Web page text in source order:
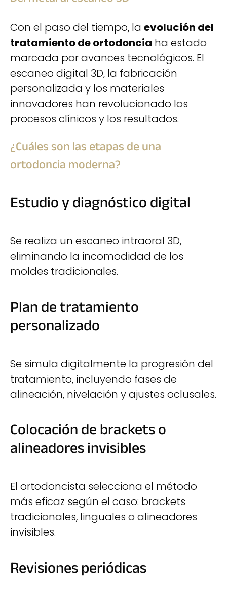
Con el paso del tiempo, la evolución del
tratamiento de ortodoncia ha estado
marcada por avances tecnológicos. El
escaneo digital 3D, la fabricación
personalizada y los materiales
innovadores han revolucionado los
procesos clínicos y los resultados.
¿Cuáles son las etapas de una
ortodoncia moderna?
Estudio y diagnóstico digital
Se realiza un escaneo intraoral 3D,
eliminando la incomodidad de los
moldes tradicionales.
Plan de tratamiento
personalizado
Se simula digitalmente la progresión del
tratamiento, incluyendo fases de
alineación, nivelación y ajustes oclusales.
Colocación de brackets o
alineadores invisibles
El ortodoncista selecciona el método
más eficaz según el caso: brackets
tradicionales, linguales o alineadores
invisibles.
Revisiones periódicas